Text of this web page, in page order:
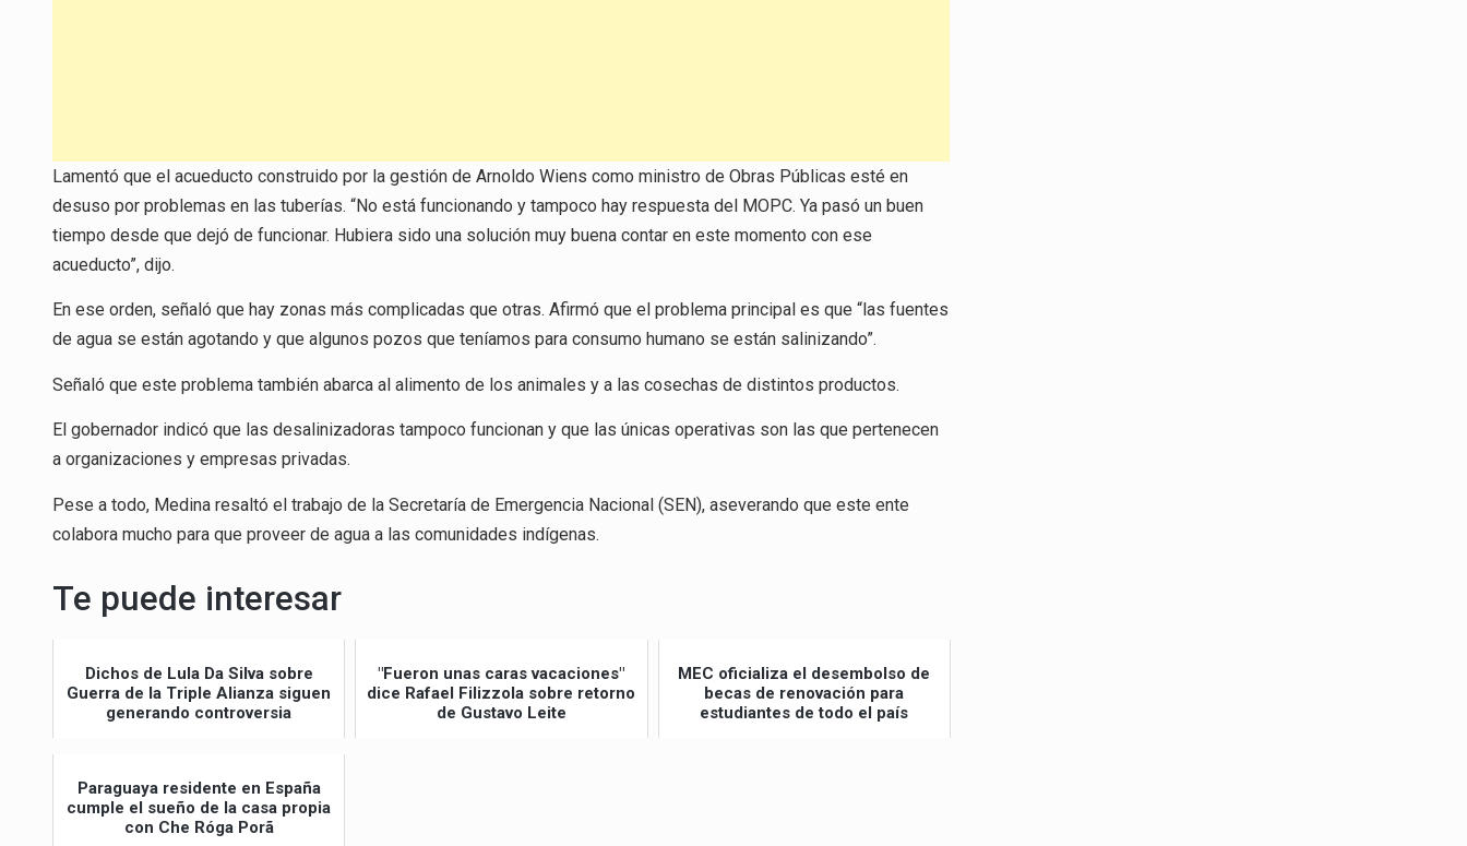
Lamentó que el acueducto construido por la gestión de Arnoldo Wiens como ministro de Obras Públicas esté en
desuso por problemas en las tuberías. “No está funcionando y tampoco hay respuesta del MOPC. Ya pasó un buen
tiempo desde que dejó de funcionar. Hubiera sido una solución muy buena contar en este momento con ese
acueducto”, dijo.
En ese orden, señaló que hay zonas más complicadas que otras. Afirmó que el problema principal es que “las fuentes
de agua se están agotando y que algunos pozos que teníamos para consumo humano se están salinizando”.
Señaló que este problema también abarca al alimento de los animales y a las cosechas de distintos productos.
El gobernador indicó que las desalinizadoras tampoco funcionan y que las únicas operativas son las que pertenecen
a organizaciones y empresas privadas.
Pese a todo, Medina resaltó el trabajo de la Secretaría de Emergencia Nacional (SEN), aseverando que este ente
colabora mucho para que proveer de agua a las comunidades indígenas.
Te puede interesar
Dichos de Lula Da Silva sobre
Guerra de la Triple Alianza siguen
generando controversia
"Fueron unas caras vacaciones"
dice Rafael Filizzola sobre retorno
de Gustavo Leite
MEC oficializa el desembolso de
becas de renovación para
estudiantes de todo el país
Paraguaya residente en España
cumple el sueño de la casa propia
con Che Róga Porã